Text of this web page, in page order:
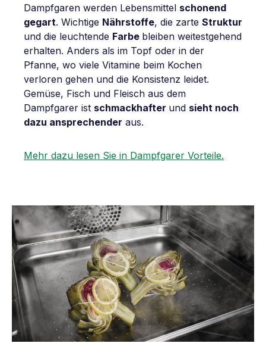
Dampfgaren werden Lebensmittel schonend
gegart. Wichtige Nährstoffe, die zarte Struktur
und die leuchtende Farbe bleiben weitestgehend
erhalten. Anders als im Topf oder in der
Pfanne, wo viele Vitamine beim Kochen
verloren gehen und die Konsistenz leidet.
Gemüse, Fisch und Fleisch aus dem
Dampfgarer ist schmackhafter und sieht noch
dazu ansprechender aus.
Mehr dazu lesen Sie in Dampfgarer Vorteile.